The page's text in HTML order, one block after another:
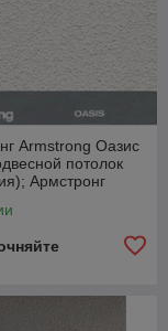
Armstrong Оазис
потолок
Армстронг